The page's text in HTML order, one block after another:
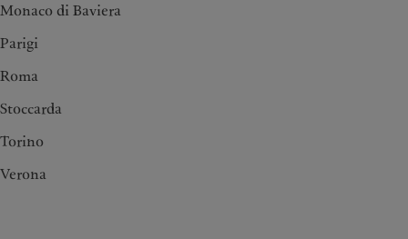
Monaco di Baviera
Parigi
Roma
Stoccarda
Torino
Verona